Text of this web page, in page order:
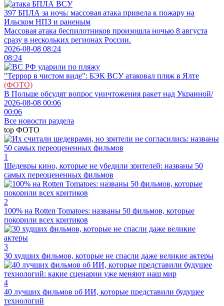
397 БПЛА за ночь: массовая атака привела к пожару на
Ильском НПЗ и раненым
Массовая атака беспилотников произошла ночью 8 августа
сразу в нескольких регионах России.
2026-08-08 08:24
08:24
"Террор в чистом виде": БЭК ВСУ атаковал пляж в Ялте
(ФОТО)
В Польше обсудят вопрос уничтожения ракет над Украиной/
2026-08-08 00:06
00:06
Все новости раздела
top ФОТО
1
Шедевры кино, которые не убедили зрителей: названы 50
самых переоцененных фильмов
2
100% на Rotten Tomatoes: названы 50 фильмов, которые
покорили всех критиков
3
30 худших фильмов, которые не спасли даже великие актеры
4
40 лучших фильмов об ИИ, которые представили будущее
технологий